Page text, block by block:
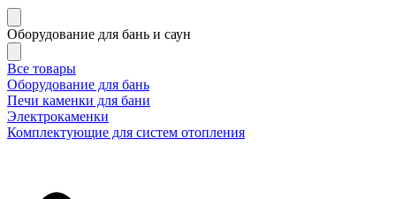
Оборудование для бань и саун
Все товары
Оборудование для бань
Печи каменки для бани
Электрокаменки
Комплектующие для систем отопления